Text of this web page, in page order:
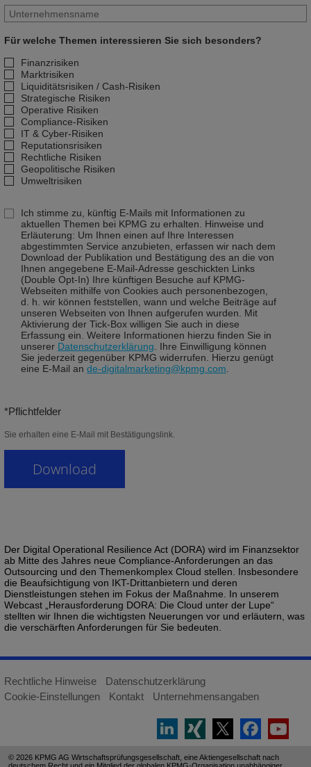
Für welche Themen interessieren Sie sich besonders?
Finanzrisiken
Marktrisiken
Liquiditätsrisiken / Cash-Risiken
Strategische Risiken
Operative Risiken
Compliance-Risiken
IT & Cyber-Risiken
Reputationsrisiken
Rechtliche Risiken
Geopolitische Risiken
Umweltrisiken
Ich stimme zu, künftig E-Mails mit Informationen zu
aktuellen Themen bei KPMG zu erhalten. Hinweise und
Erläuterung: Um Ihnen einen auf Ihre Interessen
abgestimmten Service anzubieten, erfassen wir nach dem
Download der Publikation und Bestätigung des an die von
Ihnen angegebene E-Mail-Adresse geschickten Links
(Double Opt-In) Ihre künftigen Besuche auf KPMG-
Webseiten mithilfe von Cookies auch personenbezogen,
d. h. wir können feststellen, wann und welche Beiträge auf
unseren Webseiten von Ihnen aufgerufen wurden. Mit
Aktivierung der Tick-Box willigen Sie auch in diese
Erfassung ein. Weitere Informationen hierzu finden Sie in
unserer Datenschutzerklärung . Ihre Einwilligung können
Sie jederzeit gegenüber KPMG widerrufen. Hierzu genügt
eine E-Mail an de-digitalmarketing@kpmg.com
*Pflichtfelder
Sie erhalten eine E-Mail mit Bestätigungslink.
Der Digital Operational Resilience Act (DORA) wird im Finanzsektor
ab Mitte des Jahres neue Compliance-Anforderungen an das
Outsourcing und den Themenkomplex Cloud stellen. Insbesondere
die Beaufsichtigung von IKT-Drittanbietern und deren
Dienstleistungen stehen im Fokus der Maßnahme. In unserem
Webcast „Herausforderung DORA: Die Cloud unter der Lupe“
stellten wir Ihnen die wichtigsten Neuerungen vor und erläutern, was
die verschärften Anforderungen für Sie bedeuten.
Rechtliche Hinweise
Datenschutzerklärung
Cookie-Einstellungen
Kontakt Unternehmensangaben
© 2026 KPMG AG Wirtschaftsprüfungsgesellschaft, eine Aktiengesellschaft nach